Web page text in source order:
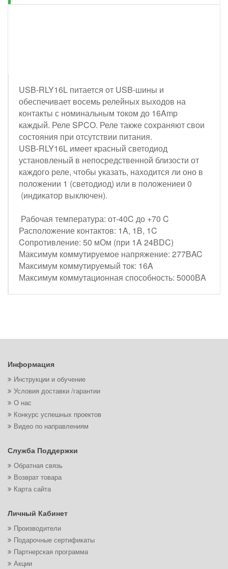
USB-RLY16L питается от USB-шины и
обеспечивает восемь релейных выходов на
контакты с номинальным током до 16Amp
каждый. Реле SPCO. Реле также сохраняют свои
состояния при отсутствии питания.
USB-RLY16L имеет красный светодиод
установленый в непосредственной близости от
каждого реле, чтобы указать, находится ли оно в
положении 1 (светодиод) или в положениеи 0
(индикатор выключен).
Рабочая температура: от-40C до +70 C
Расположение контактов: 1A, 1B, 1C
Cопротивление: 50 мОм (при 1A 24ВDC)
Максимум коммутируемое напряжение: 277ВAC
Максимум коммутируемый ток: 16A
Максимум коммутационная способность: 5000ВA
Информация
Инструкции и обучение
Условия доставки /гарантии
О нас
Конкурс успешных проектов
Видео по направлениям
Служба Поддержки
Обратная связь
Возврат товара
Карта сайта
Личный Кабинет
Производители
Подарочные сертификаты
Партнерская программа
Акции